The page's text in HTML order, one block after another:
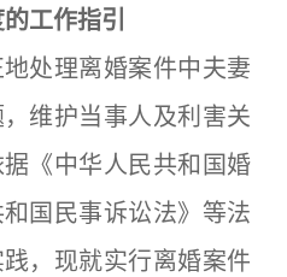
工作指引
处理离婚案件中夫妻
维护当事人及利害关
《中华人民共和国婚
国民事诉讼法》等法
，现就实行离婚案件